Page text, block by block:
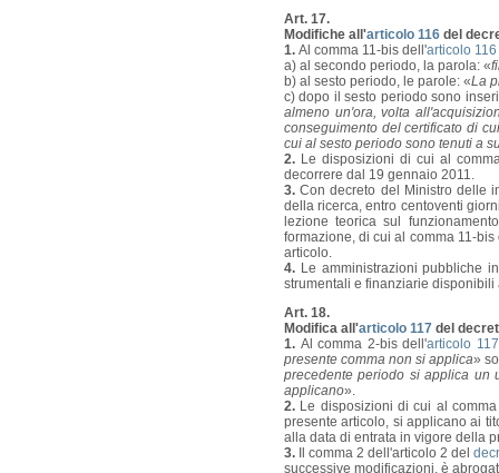
Art. 17.
Modifiche all'articolo 116 del
1. Al comma 11-bis dell'articolo 116
a) al secondo periodo, la parola: «
b) al sesto periodo, le parole: «La
c) dopo il sesto periodo sono
almeno un'ora, volta
conseguimento del certificato di
cui al sesto periodo sono tenuti a
2. Le disposizioni di cui al
decorrere dal 19 gennaio 2011.
3.Con decreto del Ministro delle
della ricerca, entro centoventi
lezione teorica sul
formazione, di cui al comma 11-bis
articolo.
4. Le amministrazioni pubbliche
strumentali e finanziarie
Art. 18.
Modifica all'articolo 117 del
1. Al comma 2-bis dell'articolo 117
presente comma non si applica»
precedente periodo si applica un
applicano».
2. Le disposizioni di cui al
presente articolo, si applicano ai
alla data di entrata in vigore della
3.
Il comma 2 dell'articolo 2 del
successive modificazioni, è